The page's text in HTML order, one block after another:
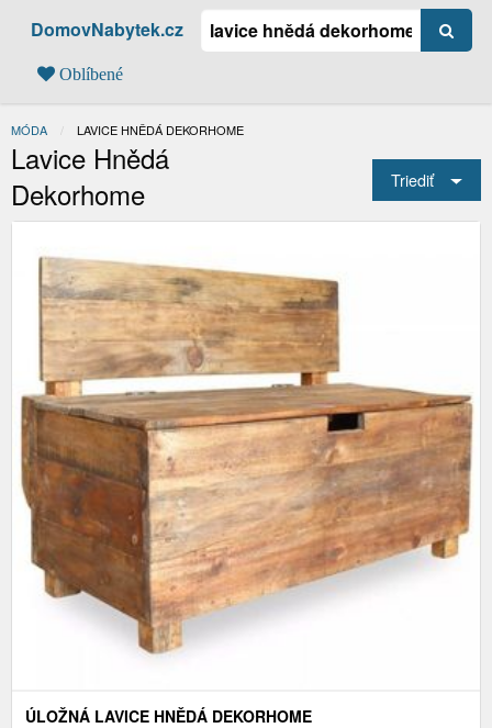
DomovNabytek.cz
Oblíbené
MÓDA AKTUÁLNÍ:
LAVICE HNĚDÁ DEKORHOME
Lavice Hnědá
Dekorhome
Triediť
ÚLOŽNÁ LAVICE HNĚDÁ DEKORHOME